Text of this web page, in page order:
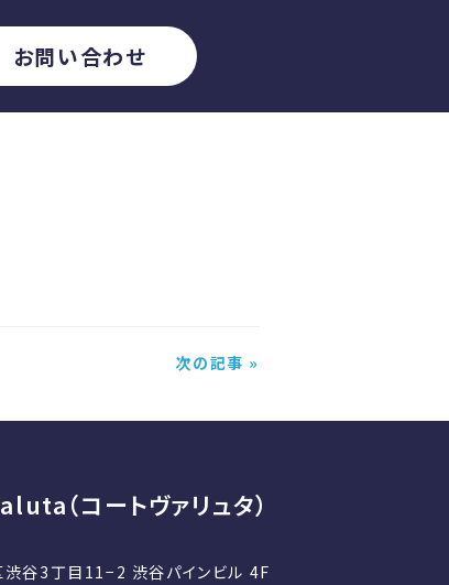
お問い合わせ
次の記事 »
（コートヴァリュタ）
谷3丁目11−2 渋谷パインビル 4F